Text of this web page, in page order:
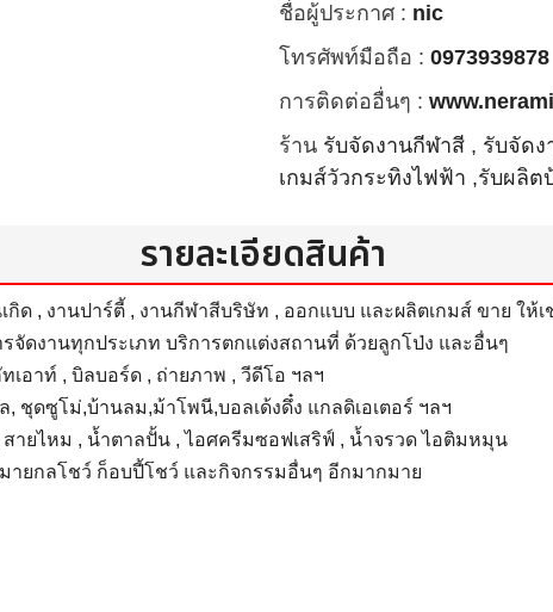
ชื่อผู้ประกาศ : nic
โทรศัพท์มือถือ : 0973939878
การติดต่ออื่นๆ :
ร้าน รับจัดงานกีฬาสี , รับจัดง
เกมส์วัวกระทิงไฟฟ้า ,รับผลิ
รายละเอียดสินค้า
ด , งานปาร์ตี้ , งานกีฬาสีบริษัท , ออกแบบ และผลิตเกมส์ ขาย ให้เ
จัดงานทุกประเภท บริการตกแต่งสถานที่ ด้วยลูกโป่ง และอื่นๆ
อาท์ , บิลบอร์ด , ถ่ายภาพ , วีดีโอ ฯลฯ
, ชุดซูโม่,บ้านลม,ม้าโพนี,บอลเด้งดึ๋ง แกลดิเอเตอร์ ฯลฯ
ายไหม , น้ำตาลปั้น , ไอศครีมซอฟเสริฟ์ , น้ำจรวด ไอติมหมุน
ยกลโชว์ ก็อบปี้โชว์ และกิจกรรมอื่นๆ อีกมากมาย